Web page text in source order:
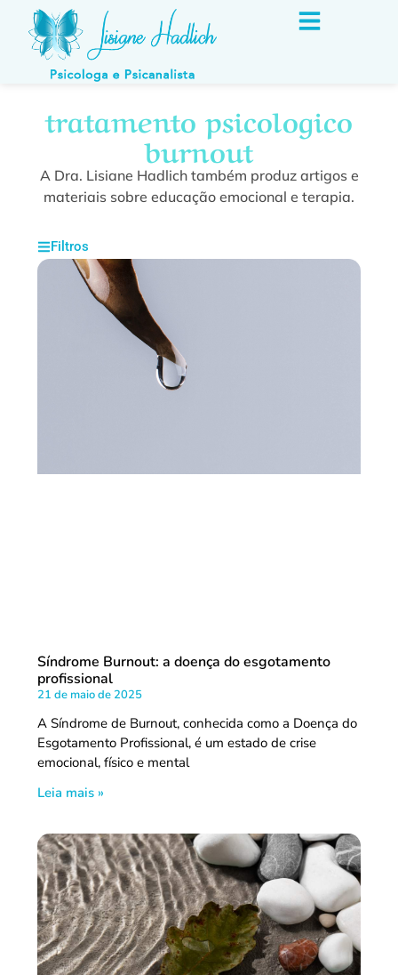
tratamento psicologico
burnout
A Dra. Lisiane Hadlich também produz artigos e
materiais sobre educação emocional e terapia.
Filtros
Síndrome Burnout: a doença do esgotamento
profissional
21 de maio de 2025
A Síndrome de Burnout, conhecida como a Doença do
Esgotamento Profissional, é um estado de crise
emocional, físico e mental
Leia mais »